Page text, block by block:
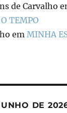
de Carvalho
TEMPO
em MINHA
DE